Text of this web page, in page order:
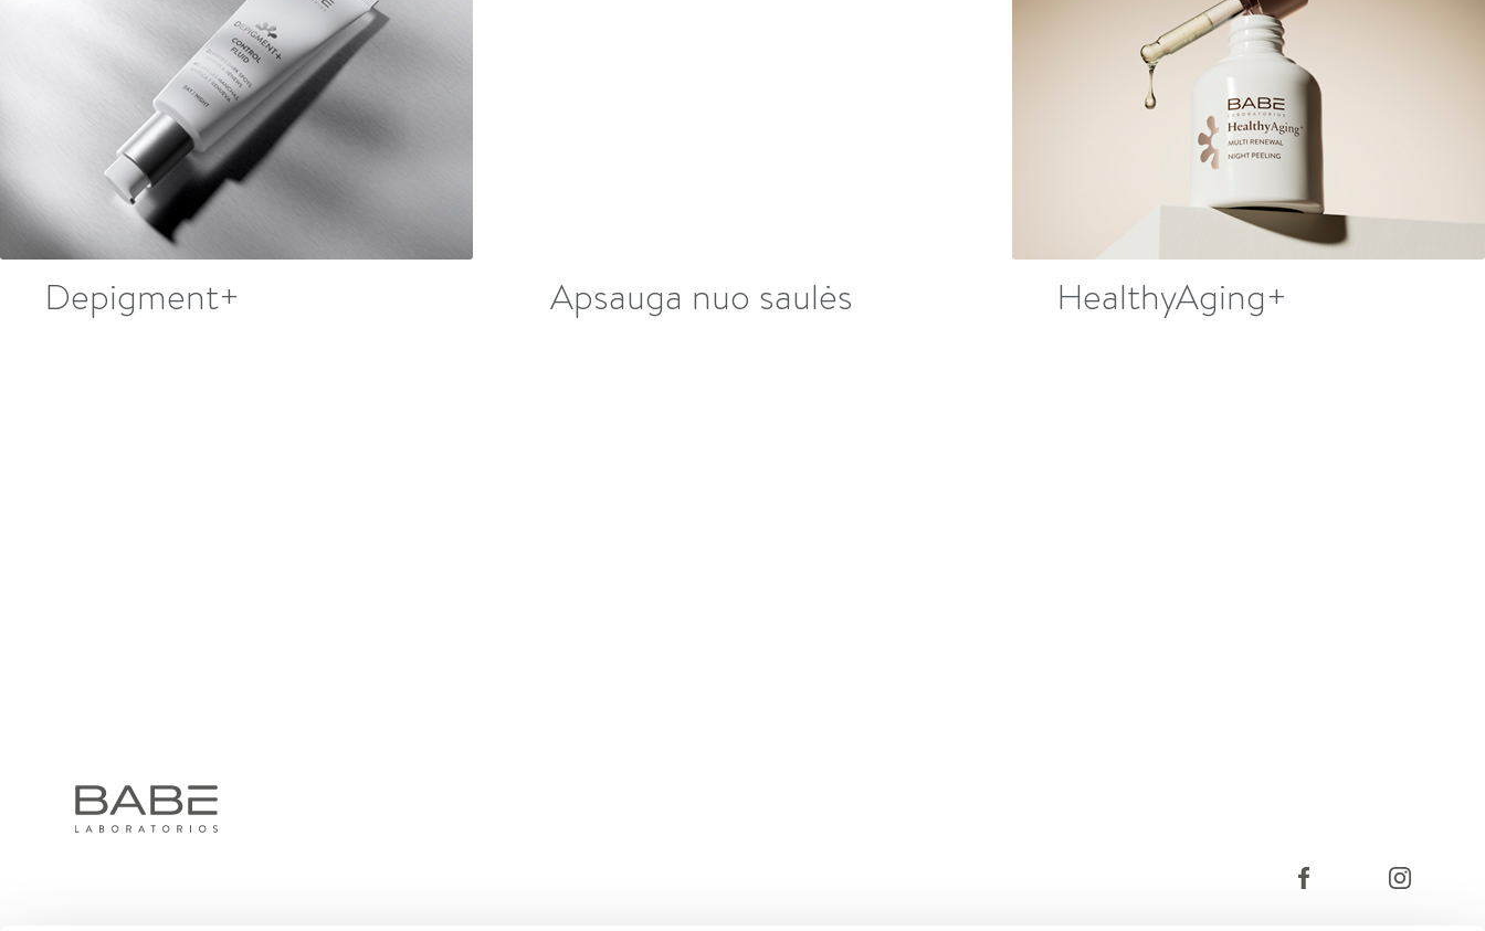
Depigment+ Apsauga nuo saulės HealthyAging+